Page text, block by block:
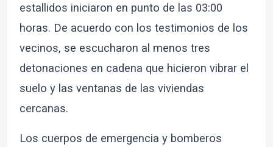
estallidos iniciaron en punto de las 03:00
horas. De acuerdo con los testimonios de los
vecinos, se escucharon al menos tres
detonaciones en cadena que hicieron vibrar el
suelo y las ventanas de las viviendas
cercanas.
Los cuerpos de emergencia y bomberos